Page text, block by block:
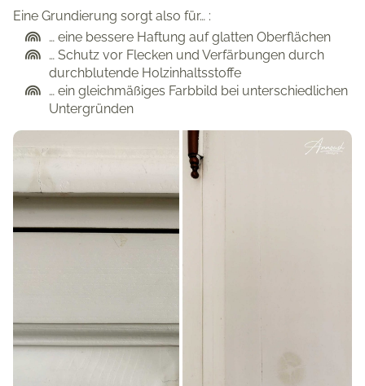
Eine Grundierung sorgt also für… :
… eine bessere Haftung auf glatten Oberflächen
… Schutz vor Flecken und Verfärbungen durch
durchblutende Holzinhaltsstoffe
… ein gleichmäßiges Farbbild bei unterschiedlichen
Untergründen